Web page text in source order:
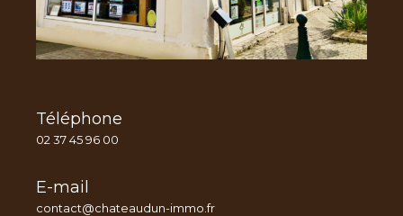
Téléphone
02 37 45 96 00
E-mail
contact@chateaudun-immo.fr